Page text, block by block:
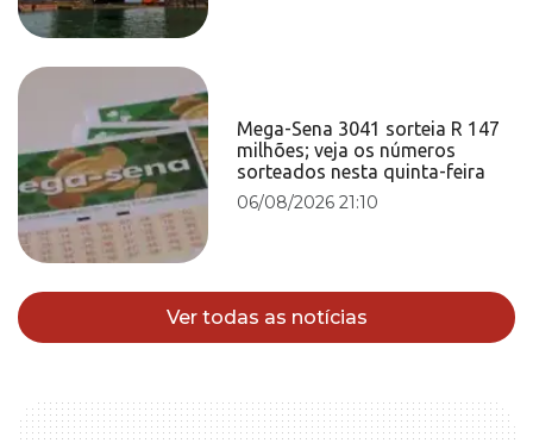
Mega-Sena 3041 sorteia R 147
milhões; veja os números
sorteados nesta quinta-feira
06/08/2026 21:10
Ver todas as notícias